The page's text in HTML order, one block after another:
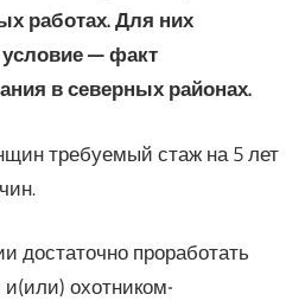
работах. Для них
— факт
в северных районах.
требуемый стаж на 5 лет
достаточно проработать
охотником-